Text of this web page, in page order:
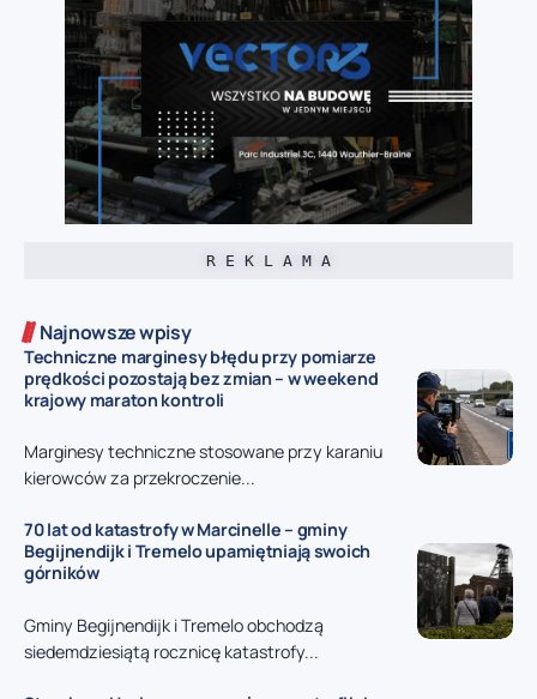
R E K L A M A
Najnowsze wpisy
Techniczne marginesy błędu przy pomiarze
prędkości pozostają bez zmian – w weekend
krajowy maraton kontroli
Marginesy techniczne stosowane przy karaniu
kierowców za przekroczenie...
70 lat od katastrofy w Marcinelle – gminy
Begijnendijk i Tremelo upamiętniają swoich
górników
Gminy Begijnendijk i Tremelo obchodzą
siedemdziesiątą rocznicę katastrofy...